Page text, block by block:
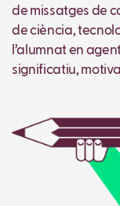
de missatges de
de ciència,
l’alumnat en
significatiu,